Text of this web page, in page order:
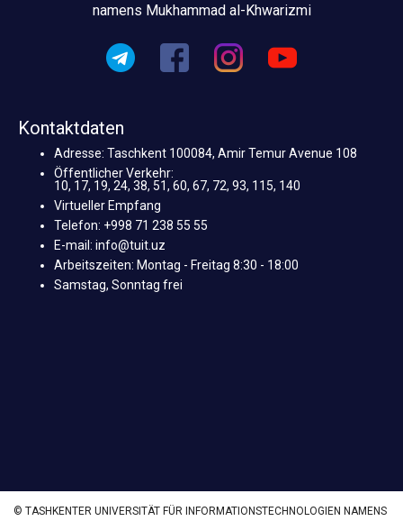
namens Mukhammad al-Khwarizmi
Kontaktdaten
Adresse: Taschkent 100084, Amir Temur Avenue 108
Öffentlicher Verkehr:
10, 17, 19, 24, 38, 51, 60, 67, 72, 93, 115, 140
Virtueller Empfang
Telefon: +998 71 238 55 55
E-mail: info@tuit.uz
Arbeitszeiten: Montag - Freitag 8:30 - 18:00
Samstag, Sonntag frei
© TASHKENTER UNIVERSITÄT FÜR INFORMATIONSTECHNOLOGIEN NAMENS